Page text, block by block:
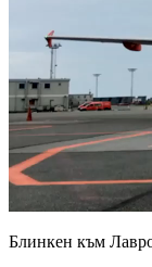
Блинкен към